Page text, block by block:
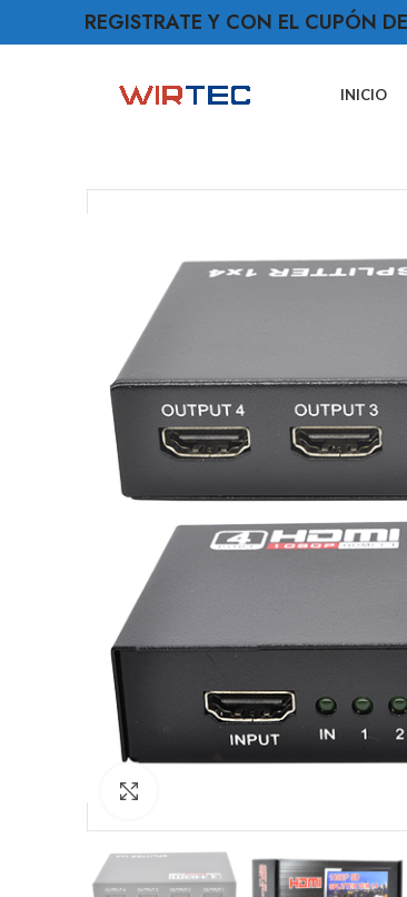
INICIO
REGISTRATE Y CON EL CUPÓN